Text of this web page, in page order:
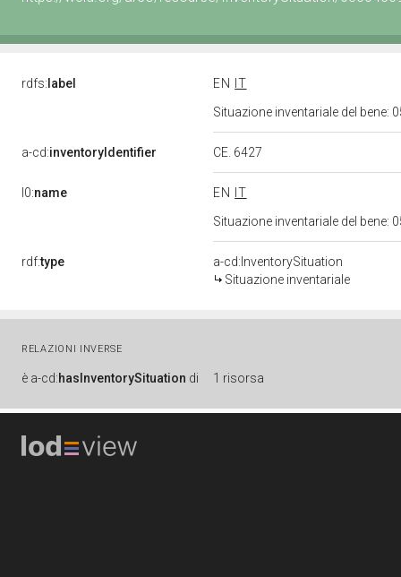
rdfs: label EN
IT
Situazione inventariale del bene:
a-cd:inventoryIdentifier CE. 6427
l0:name EN
IT
Situazione inventariale del bene:
rdf:type
a-cd:InventorySituation
Situazione inventariale
RELAZIONI INVERSE
è a-cd:hasInventorySituation di 1 risorsa